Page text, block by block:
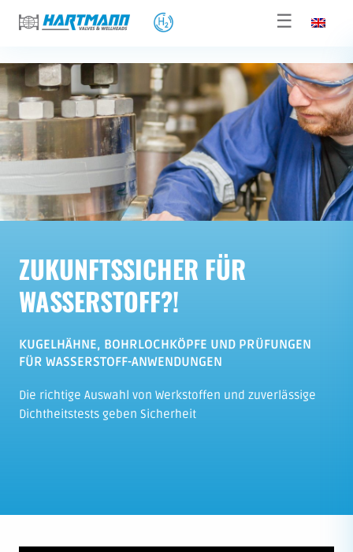
☰
ZUKUNFTSSICHER FÜR
WASSERSTOFF?!
KUGELHÄHNE, BOHRLOCHKÖPFE UND PRÜFUNGEN
FÜR WASSERSTOFF-ANWENDUNGEN
Die richtige Auswahl von Werkstoffen und zuverlässige
Dichtheitstests geben Sicherheit